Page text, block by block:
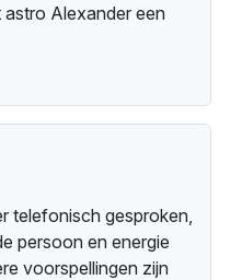
Alexander een
telefonisch gesproken,
persoon en energie
voorspellingen zijn